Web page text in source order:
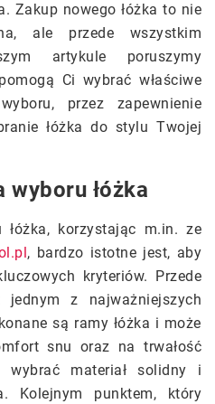
Zakup nowego łóżka to nie
ale przede wszystkim
artykule poruszymy
Ci wybrać właściwe
przez zapewnienie
łóżka do stylu Twojej
wyboru łóżka
łóżka, korzystając m.in. ze
, bardzo istotne jest, aby
kryteriów. Przede
jednym z najważniejszych
są ramy łóżka i może
snu oraz na trwałość
wybrać materiał solidny i
Kolejnym punktem, który